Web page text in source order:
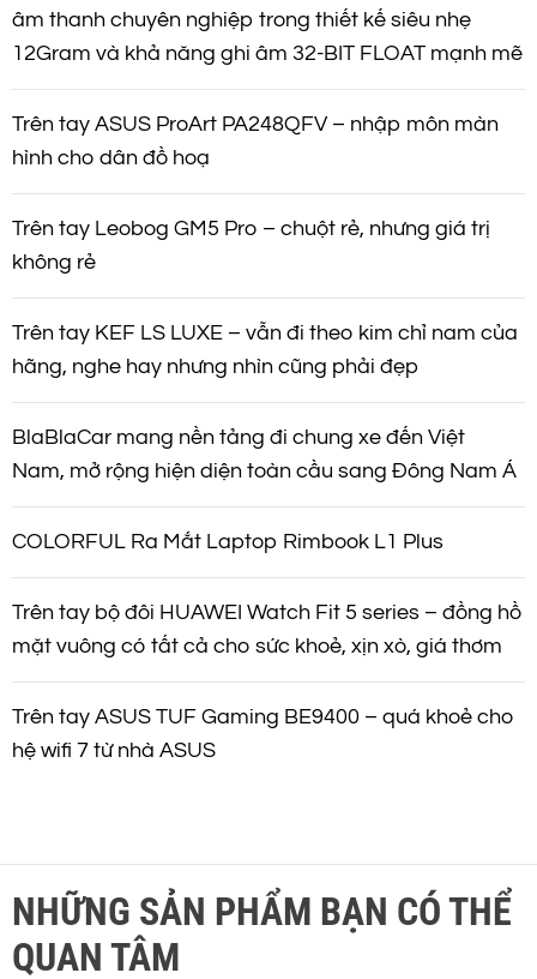
âm thanh chuyên nghiệp trong thiết kế siêu nhẹ
12Gram và khả năng ghi âm 32-BIT FLOAT mạnh mẽ
Trên tay ASUS ProArt PA248QFV – nhập môn màn
hình cho dân đồ hoạ
Trên tay Leobog GM5 Pro – chuột rẻ, nhưng giá trị
không rẻ
Trên tay KEF LS LUXE – vẫn đi theo kim chỉ nam của
hãng, nghe hay nhưng nhìn cũng phải đẹp
BlaBlaCar mang nền tảng đi chung xe đến Việt
Nam, mở rộng hiện diện toàn cầu sang Đông Nam Á
COLORFUL Ra Mắt Laptop Rimbook L1 Plus
Trên tay bộ đôi HUAWEI Watch Fit 5 series – đồng hồ
mặt vuông có tất cả cho sức khoẻ, xịn xò, giá thơm
Trên tay ASUS TUF Gaming BE9400 – quá khoẻ cho
hệ wifi 7 từ nhà ASUS
NHỮNG SẢN PHẨM BẠN CÓ THỂ
QUAN TÂM